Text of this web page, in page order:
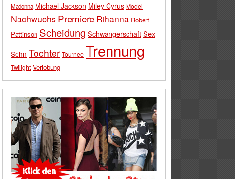
Madonna Michael Jackson Miley Cyrus Model
Nachwuchs Premiere Rihanna Robert
Pattinson Scheidung SchwangerschaftSex
Sohn Tochter Tournee Trennung
Twilight Verlobung